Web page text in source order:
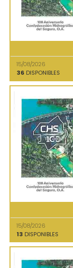
15/08/2026
36 DISPONIBLES
15/08/2026
13 DISPONIBLES